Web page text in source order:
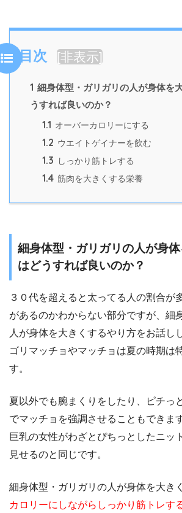
目次 [非表示]
1 細身体型・ガリガリの人が身体を
うすれば良いのか？
1.1 オーバーカロリーにする
1.2 ウエイトゲイナーを飲む
1.3 しっかり筋トレする
1.4 筋肉を大きくする栄養
細身体型・ガリガリの人が身
はどうすれば良いのか？
３０代を超えると太ってる人の割合が
があるのかわからない部分ですが、細
人が身体を大きくするやり方をお話し
ゴリマッチョやマッチョは夏の時期は
す。
夏以外でも腕まくりをしたり、ピチっ
でマッチョを強調させることもできます
巨乳の女性がわざとぴちっとしたニッ
見せるのと同じです。
細身体型・ガリガリの人が身体を大き
カロリーにしながらしっかり筋トレす